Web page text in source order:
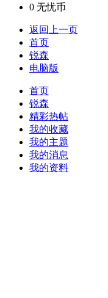
0 无忧币
返回上一页
首页
锐森
电脑版
首页
锐森
精彩热帖
我的收藏
我的主题
我的消息
我的资料